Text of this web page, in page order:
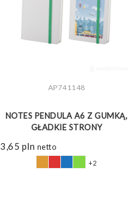
ZOBACZ WIĘCEJ
AP741148
NOTES PENDULA A6 Z GUMKĄ,
GŁADKIE STRONY
3,65 pln netto
+2